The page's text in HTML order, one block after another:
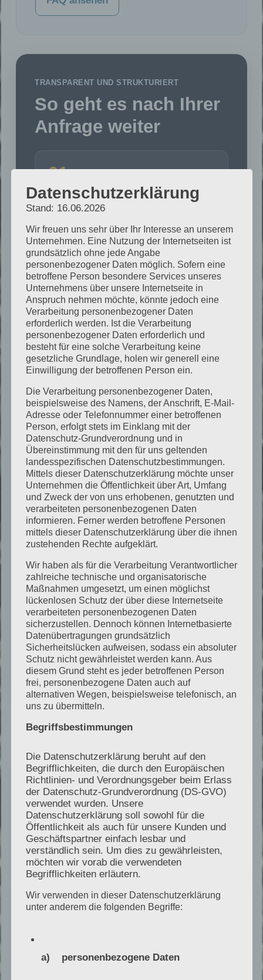
TRANSPARENT UND STRUKTURIERT
So geht es nach Ihrer
Anfrage weiter
01
Anfrage senden
Sie schildern Ihr Anliegen und
übermitteln vorhandene Unterlagen.
02
Persönliche Sichtung
Sascha Lentfer prüft Fragestellung,
Unterlagen und den möglichen
Untersuchungsumfang.
03
Fachliche Rückmeldung
Sie erhalten eine Einschätzung zum
sinnvollen weiteren Vorgehen.
04
Auftrag abstimmen
Umfang, Vorgehensweise, Termin und
Honorar werden transparent
vereinbart.
Warum Auftraggeber mit
mir arbeiten
Unabhängig
Keine Herstellerbindung, keine
Vermittlungsprovision und kein
Verkaufsinteresse.
Praxisnah
Langjährige Erfahrung im Heizungsbau, in der
Wärmepumpentechnik und in komplexen
Datenschutzerklärung
Stand: 16.06.2026
Wir freuen uns sehr über Ihr Interesse an unserem
Unternehmen. Eine Nutzung der Internetseiten ist
grundsätzlich ohne jede Angabe
personenbezogener Daten möglich. Sofern eine
betroffene Person besondere Services unseres
Unternehmens über unsere Internetseite in
Anspruch nehmen möchte, könnte jedoch eine
Verarbeitung personenbezogener Daten
erforderlich werden. Ist die Verarbeitung
personenbezogener Daten erforderlich und
besteht für eine solche Verarbeitung keine
gesetzliche Grundlage, holen wir generell eine
Einwilligung der betroffenen Person ein.
Die Verarbeitung personenbezogener Daten,
beispielsweise des Namens, der Anschrift, E-Mail-
Adresse oder Telefonnummer einer betroffenen
Person, erfolgt stets im Einklang mit der
Datenschutz-Grundverordnung und in
Übereinstimmung mit den für uns geltenden
landesspezifischen Datenschutzbestimmungen.
Mittels dieser Datenschutzerklärung möchte unser
Unternehmen die Öffentlichkeit über Art, Umfang
und Zweck der von uns erhobenen, genutzten und
verarbeiteten personenbezogenen Daten
informieren. Ferner werden betroffene Personen
mittels dieser Datenschutzerklärung über die ihnen
zustehenden Rechte aufgeklärt.
Wir haben als für die Verarbeitung Verantwortlicher
zahlreiche technische und organisatorische
Maßnahmen umgesetzt, um einen möglichst
lückenlosen Schutz der über diese Internetseite
verarbeiteten personenbezogenen Daten
sicherzustellen. Dennoch können Internetbasierte
Datenübertragungen grundsätzlich
Sicherheitslücken aufweisen, sodass ein absoluter
Schutz nicht gewährleistet werden kann. Aus
diesem Grund steht es jeder betroffenen Person
frei, personenbezogene Daten auch auf
alternativen Wegen, beispielsweise telefonisch, an
uns zu übermitteln.
Begriffsbestimmungen
Die Datenschutzerklärung beruht auf den
Begrifflichkeiten, die durch den Europäischen
Richtlinien- und Verordnungsgeber beim Erlass
der Datenschutz-Grundverordnung (DS-GVO)
verwendet wurden. Unsere
Datenschutzerklärung soll sowohl für die
Öffentlichkeit als auch für unsere Kunden und
Geschäftspartner einfach lesbar und
verständlich sein. Um dies zu gewährleisten,
möchten wir vorab die verwendeten
Begrifflichkeiten erläutern.
Wir verwenden in dieser Datenschutzerklärung
unter anderem die folgenden Begriffe:
a) personenbezogene Daten